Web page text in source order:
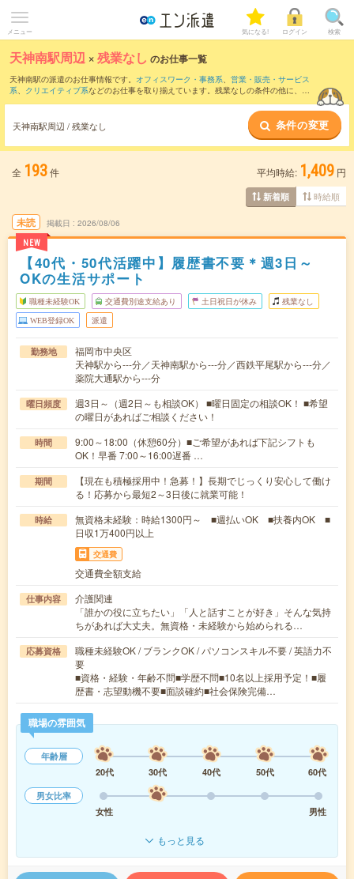
メニュー 気になる! ログイン 検索
天神南駅周辺 ×残業なし のお仕事一覧
天神南駅の派遣のお仕事情報です。 オフィスワーク・事務系、 営業・販売・サービス
系、 クリエイティブ系などのお仕事を取り揃えています。残業なしの条件の他に、 交
天神南駅周辺 / 残業なし 条件の変更
全 193件 平均時給: 1,409 円
新着順 時給順
未読
NEW
掲載日 2026/08/06
【40代・50代活躍中】履歴書不要＊週3日～
OKの生活サポート
職種未経験OK 交通費別途支給あり 土日祝日が休み 残業なし
WEB登録OK 派遣
勤務地
福岡市中央区
天神駅から---分／天神南駅から---分／西鉄平尾駅から---分／
薬院大通駅から---分
曜日頻度
週3日～（週2日～も相談OK） ■曜日固定の相談OK！ ■希望
の曜日があればご相談ください！
時間
9:00～18:00（休憩60分）■ご希望があれば下記シフトも
OK！早番 7:00～16:00遅番 …
期間
【現在も積極採用中！急募！】長期でじっくり安心して働け
る！応募から最短2～3日後に就業可能！
時給
無資格未経験：時給1300円～ ■週払いOK ■扶養内OK ■
日収1万400円以上
交通費
交通費全額支給
仕事内容
介護関連
「誰かの役に立ちたい」「人と話すことが好き」そんな気持
ちがあれば大丈夫。無資格・未経験から始められる…
応募資格
職種未経験OK / ブランクOK / パソコンスキル不要 / 英語力不
要
■資格・経験・年齢不問■学歴不問■10名以上採用予定！■履
歴書・志望動機不要■面談確約■社会保険完備…
職場の雰囲気
年齢層
20代
30代 40代 50代
60代
男女比率
女性
男性
もっと見る